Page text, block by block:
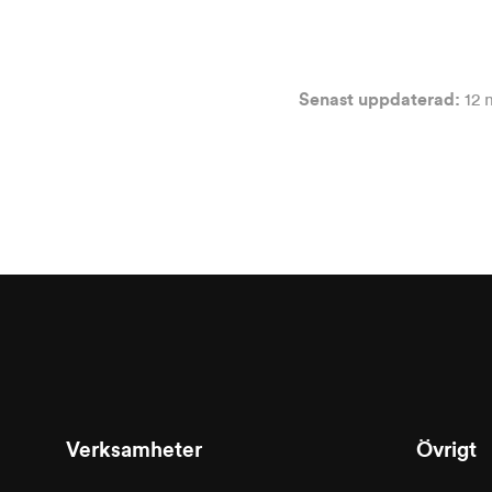
Senast uppdaterad: 12
Verksamheter Övrigt